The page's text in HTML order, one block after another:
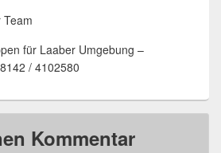
für Laaber Umgebung –
/ 4102580
Kommentar